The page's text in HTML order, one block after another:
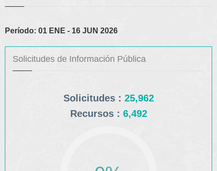
Período: 01 ENE - 16 JUN 2026
Solicitudes de Información Pública
Solicitudes : 25,962
Recursos : 6,492